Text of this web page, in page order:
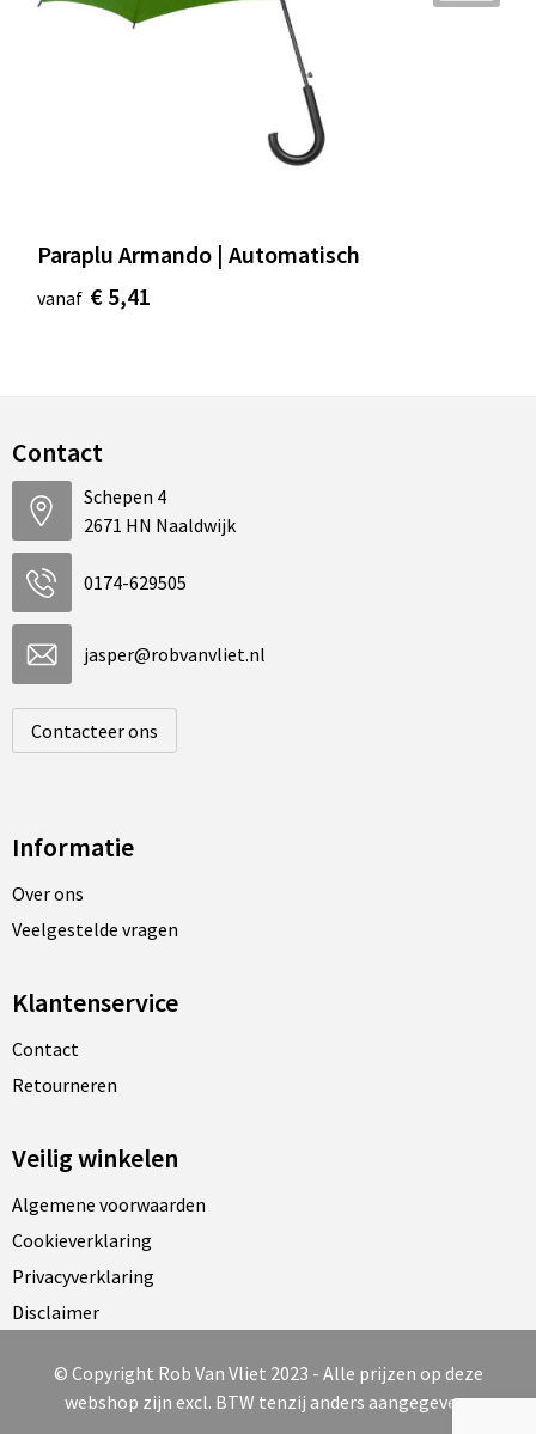
Paraplu Armando | Automatisch
vanaf € 5,41
Contact
Schepen 4
2671 HN Naaldwijk
0174-629505
jasper@robvanvliet.nl
Contacteer ons
Informatie
Over ons
Veelgestelde vragen
Klantenservice
Contact
Retourneren
Veilig winkelen
Algemene voorwaarden
Cookieverklaring
Privacyverklaring
Disclaimer
© Copyright Rob Van Vliet 2023 - Alle prijzen op deze
webshop zijn excl. BTW tenzij anders aangegeven.